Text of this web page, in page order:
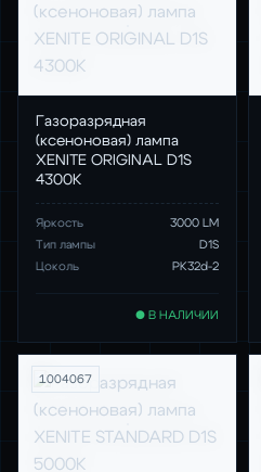
Газоразрядная
(ксеноновая) лампа
XENITE ORIGINAL D1S
4300K
Яркость
3000 LM
Тип лампы
D1S
Цоколь
PК32d-2
● В НАЛИЧИИ
1004067